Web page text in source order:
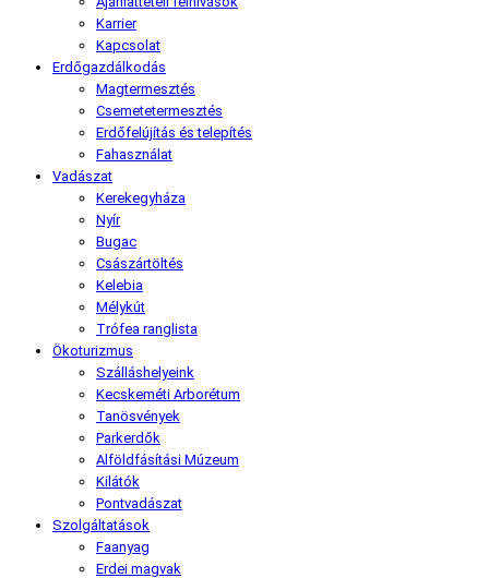
Karrier
Kapcsolat
Erdőgazdálkodás
Magtermesztés
Csemetetermesztés
Erdőfelújítás és telepítés
Fahasználat
Vadászat
Kerekegyháza
Nyír
Bugac
Császártöltés
Kelebia
Mélykút
Trófea ranglista
Ökoturizmus
Szálláshelyeink
Kecskeméti Arborétum
Tanösvények
Parkerdők
Alföldfásítási Múzeum
Kilátók
Pontvadászat
Szolgáltatások
Faanyag
Erdei magvak